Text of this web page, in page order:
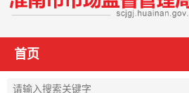
首页